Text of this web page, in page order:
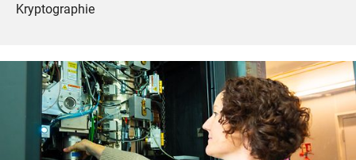
Kryptographie